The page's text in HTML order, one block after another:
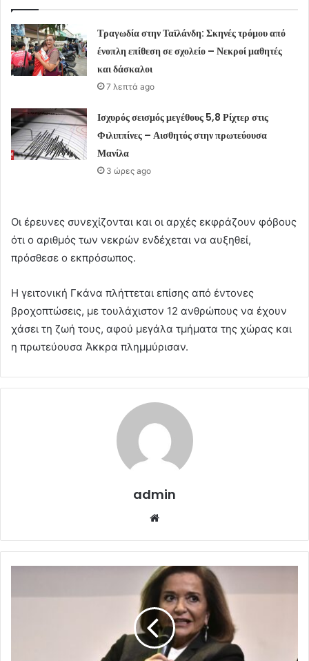
Τραγωδία στην Ταϊλάνδη: Σκηνές τρόμου από
ένοπλη επίθεση σε σχολείο – Νεκροί μαθητές
και δάσκαλοι
7 λεπτά ago
Ισχυρός σεισμός μεγέθους 5,8 Ρίχτερ στις
Φιλιππίνες – Αισθητός στην πρωτεύουσα
Μανίλα
3 ώρες ago
Οι έρευνες συνεχίζονται και οι αρχές εκφράζουν φόβους
ότι ο αριθμός των νεκρών ενδέχεται να αυξηθεί,
πρόσθεσε ο εκπρόσωπος.
Η γειτονική Γκάνα πλήττεται επίσης από έντονες
βροχοπτώσεις, με τουλάχιστον 12 ανθρώπους να έχουν
χάσει τη ζωή τους, αφού μεγάλα τμήματα της χώρας και
η πρωτεύουσα Άκκρα πλημμύρισαν.
admin